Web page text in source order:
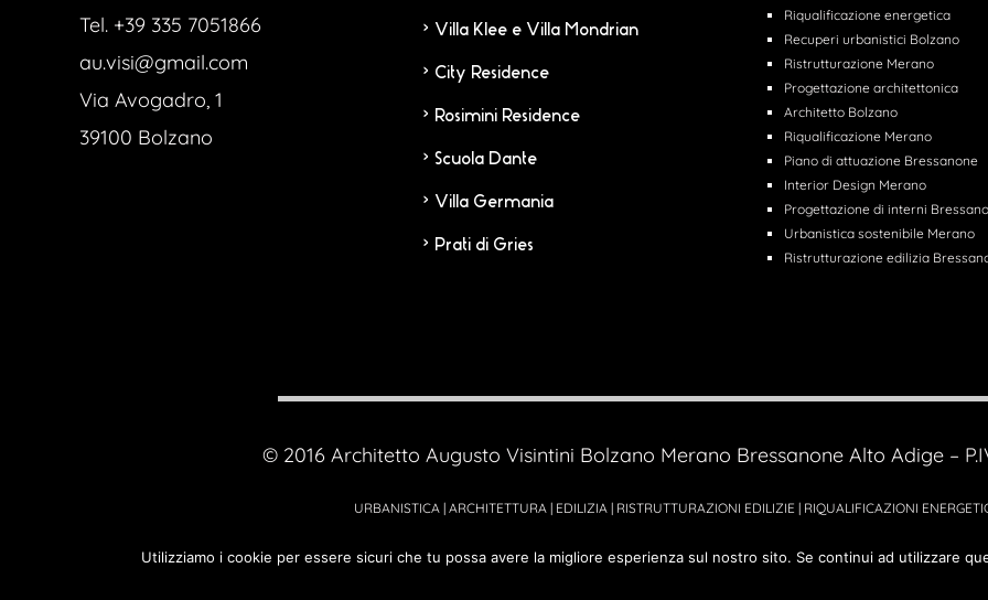
Tel. +39 335 7051866
au.visi@gmail.com
Via Avogadro, 1
39100 Bolzano
Villa Klee e Villa Mondrian
City Residence
Rosimini Residence
Scuola Dante
Villa Germania
Prati di Gries
Riqualificazione energetica
Recuperi urbanistici Bolzano
Ristrutturazione Merano
Progettazione architettonica
Architetto Bolzano
Riqualificazione Merano
Piano di attuazione Bressanone
Interior Design Merano
Progettazione di interni
Urbanistica sostenibile Merano
Ristrutturazione edilizia
© 2016 Architetto Augusto Visintini Bolzano Merano Bressanone Alto Adige –
URBANISTICA | ARCHITETTURA | EDILIZIA | RISTRUTTURAZIONI EDILIZIE | RIQUALIFICAZIONI
Powered byCercoimprese.com| Agenzia PubblicitariaADVstudio.it
Utilizziamo i cookie per essere sicuri che tu possa avere la migliore esperienza sul nostro sito. Se continui ad utilizzare